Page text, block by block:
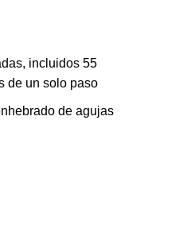
incluidos 55
de un solo paso
de agujas